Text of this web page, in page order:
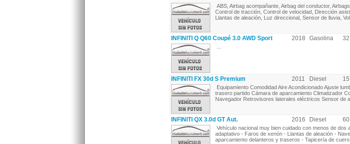
ABS, Airbag acompañante, Airbag del conductor,
Control de tracción, Control de velocidad, Dirección
Llantas de aleación, Luz direccional, Sensor de lluvia,
INFINITI Q Q60 Coupé 3.0 AWD Sport 2018 Gasolina
INFINITI FX 30d S Premium 2011 Diesel
Equipamiento Comodidad Aire Acondicionado Ajuste
trasero partido Cámara de aparcamiento Climatizador
Navegador Retrovisores laterales eléctricos Sensor de
INFINITI QX 3.0d GT Aut. 2016 Diesel
Vehículo nacional muy bien cuidado con menos de
adaptativo - Faros de xenón - Llantas de aleación -
aparcamiento delanteros y traseros - Tapicería de